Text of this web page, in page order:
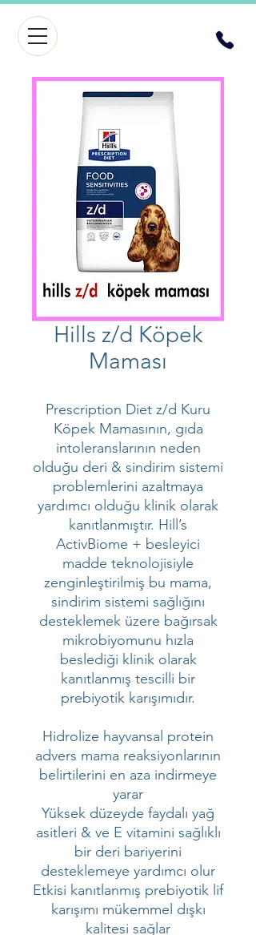
Hills z/d Köpek
Maması
Prescription Diet z/d Kuru
Köpek Mamasının, gıda
intoleranslarının neden
olduğu deri & sindirim sistemi
problemlerini azaltmaya
yardımcı olduğu klinik olarak
kanıtlanmıştır. Hill’s
ActivBiome + besleyici
madde teknolojisiyle
zenginleştirilmiş bu mama,
sindirim sistemi sağlığını
desteklemek üzere bağırsak
mikrobiyomunu hızla
beslediği klinik olarak
kanıtlanmış tescilli bir
prebiyotik karışımıdır.
Hidrolize hayvansal protein
advers mama reaksiyonlarının
belirtilerini en aza indirmeye
yarar
Yüksek düzeyde faydalı yağ
asitleri & ve E vitamini sağlıklı
bir deri bariyerini
desteklemeye yardımcı olur
Etkisi kanıtlanmış prebiyotik lif
karışımı mükemmel dışkı
kalitesi sağlar